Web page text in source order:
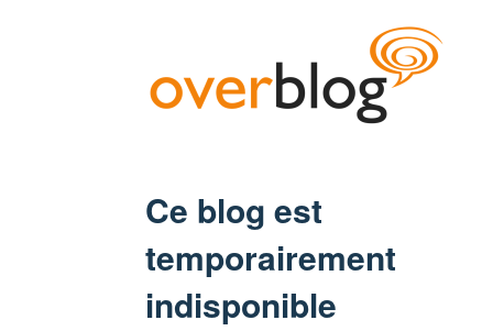
Ce blog est
temporairement
indisponible